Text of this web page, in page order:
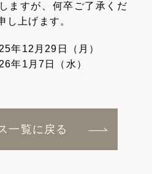
ますが、何卒ご了承くだ
し上げます。
年12月29日（月）
年1月7日（水）
一覧に戻る